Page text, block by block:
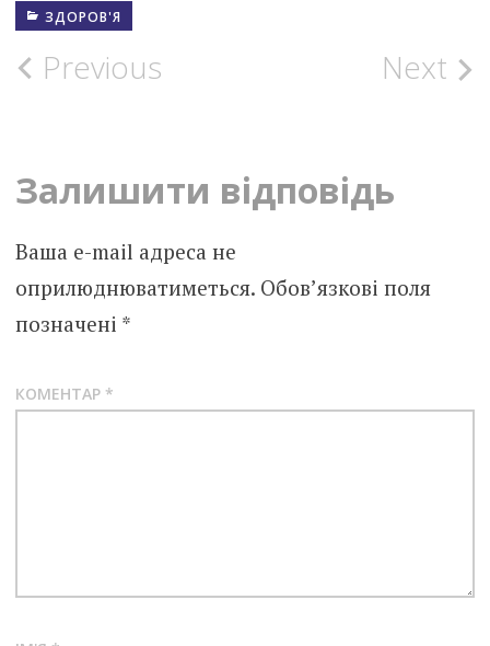
ЗДОРОВ'Я
Post
Previous Next
Залишити відповідь
Ваша e-mail адреса не
оприлюднюватиметься. Обов’язкові поля
позначені *
КОМЕНТАР *